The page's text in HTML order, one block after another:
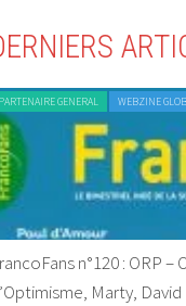
GENERAL WEBZINE
n°120 : ORP –
Marty,